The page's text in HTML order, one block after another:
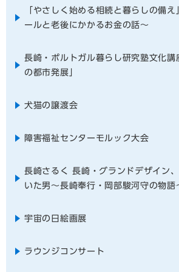
「やさしく始める相続と暮らしの備
ールと老後にかかるお金の話～
長崎・ポルトガル暮らし研究塾文化
の都市発展」
犬猫の譲渡会
障害福祉センターモルック大会
長崎さるく ⾧崎・グランドデザイン
いた男～⾧崎奉行・岡部駿河守の物語
宇宙の日絵画展
ラウンジコンサート